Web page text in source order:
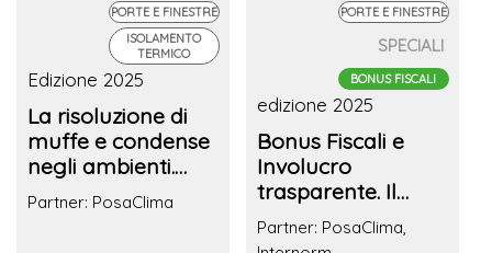
PORTE E FINESTRE
ISOLAMENTO
TERMICO
Edizione 2025
La risoluzione di
muffe e condense
negli ambienti.
Scelte progettuali
ed esecutive su
Partner: PosaClima
PORTE E FINESTRE
SPECIALI
BONUS FISCALI
edizione 2025
Bonus Fiscali e
Involucro
trasparente. Il
sistema finestra
tra
Partner: PosaClima,